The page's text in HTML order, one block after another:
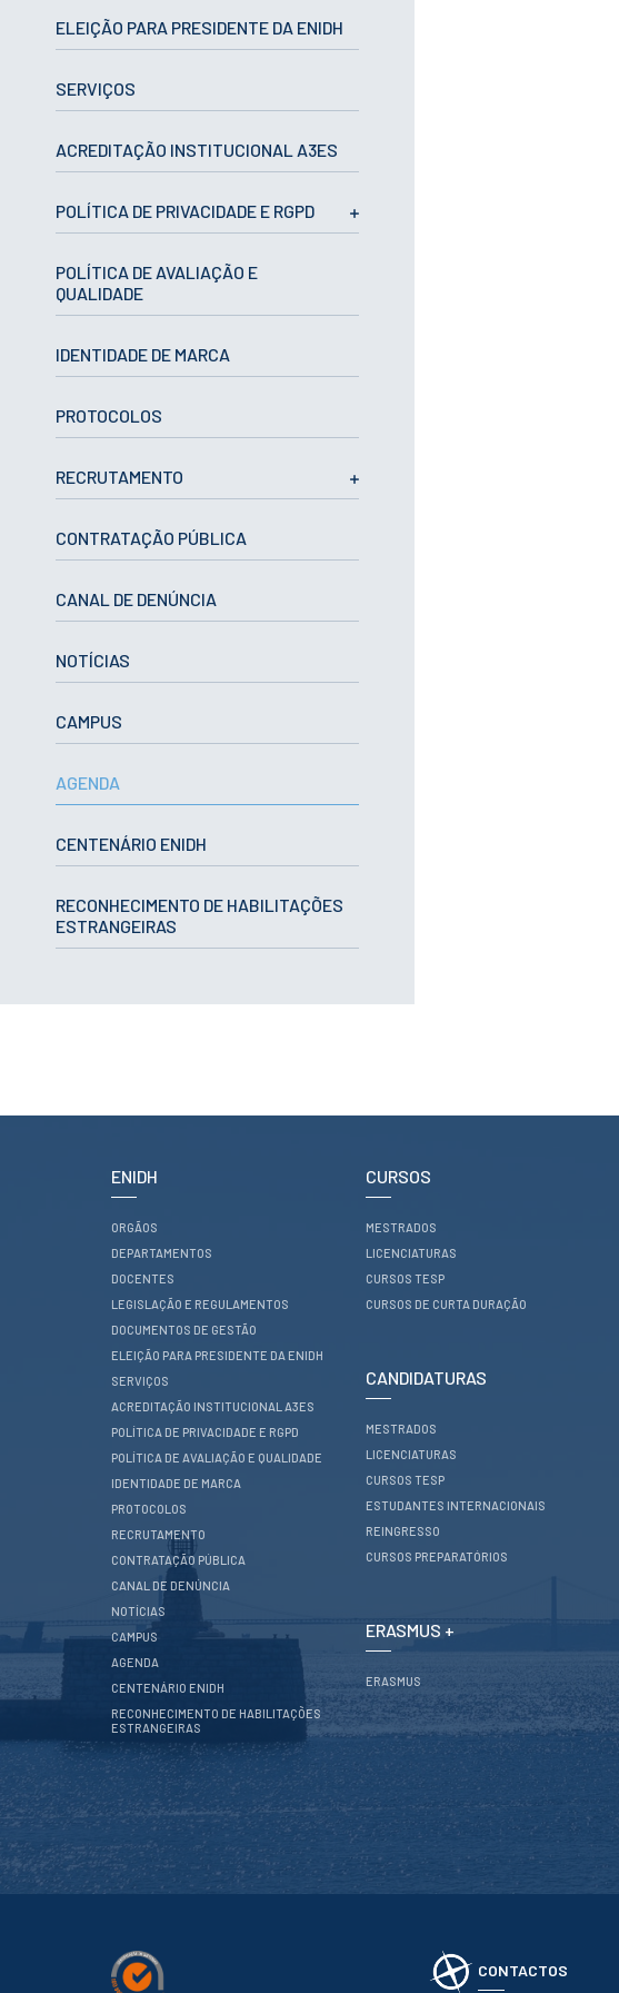
Mestrados
Cursos TeSP
Mestrados
Cursos TeSP
Estudantes
Internacionais
Cursos
Preparatórios
ERASMUS +
Informação
Académica
Gabinete de
Apoio ao
Guia do
Estudante
Projetos
BIBLIOTECA
Informação geral
Biblioteca
Insights
Outros Recursos
Reclamações
Centros da ENIDH
Investigação e
Desenvolvimento
Projetos I&D
Projetos de
Pedagógicos
CONTACTOS
ELEIÇÃO PARA PRESIDENTE DA ENIDH
SERVIÇOS
ACREDITAÇÃO INSTITUCIONAL A3ES
POLÍTICA DE PRIVACIDADE E RGPD
POLÍTICA DE AVALIAÇÃO E
QUALIDADE
IDENTIDADE DE MARCA
PROTOCOLOS
RECRUTAMENTO
CONTRATAÇÃO PÚBLICA
CANAL DE DENÚNCIA
NOTÍCIAS
CAMPUS
AGENDA
CENTENÁRIO ENIDH
RECONHECIMENTO DE HABILITAÇÕES
ESTRANGEIRAS
ENIDH
ORGÃOS
DEPARTAMENTOS
DOCENTES
LEGISLAÇÃO E REGULAMENTOS
DOCUMENTOS DE GESTÃO
ELEIÇÃO PARA PRESIDENTE DA ENIDH
SERVIÇOS
ACREDITAÇÃO INSTITUCIONAL A3ES
POLÍTICA DE PRIVACIDADE E RGPD
POLÍTICA DE AVALIAÇÃO E QUALIDADE
IDENTIDADE DE MARCA
PROTOCOLOS
RECRUTAMENTO
CONTRATAÇÃO PÚBLICA
CANAL DE DENÚNCIA
NOTÍCIAS
CAMPUS
AGENDA
CENTENÁRIO ENIDH
RECONHECIMENTO DE HABILITAÇÕES
ESTRANGEIRAS
CURSOS
MESTRADOS
LICENCIATURAS
CURSOS TESP
CURSOS DE CURTA DURAÇÃO
CANDIDATURAS
MESTRADOS
LICENCIATURAS
CURSOS TESP
ESTUDANTES INTERNACIONAIS
REINGRESSO
CURSOS PREPARATÓRIOS
ERASMUS +
ERASMUS
CONTACTOS